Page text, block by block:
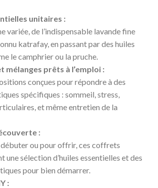
unitaires :
variée, de l’indispensable lavande fine
katrafay, en passant par des huiles
le camphrier ou la pruche.
mélanges prêts à l’emploi :
conçues pour répondre à des
spécifiques : sommeil, stress,
et même entretien de la
:
ou pour offrir, ces coffrets
une sélection d’huiles essentielles et des
pour bien démarrer.
: